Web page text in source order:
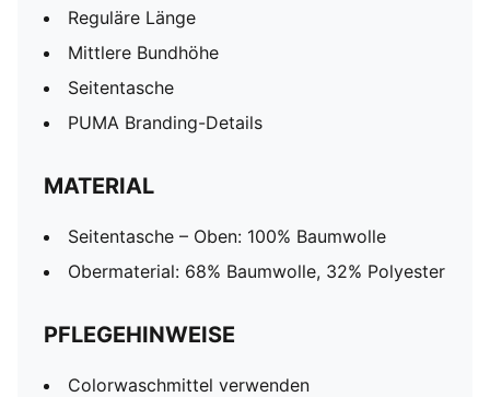
Reguläre Länge
Mittlere Bundhöhe
Seitentasche
PUMA Branding-Details
MATERIAL
Seitentasche – Oben: 100% Baumwolle
Obermaterial: 68% Baumwolle, 32% Polyester
PFLEGEHINWEISE
Colorwaschmittel verwenden